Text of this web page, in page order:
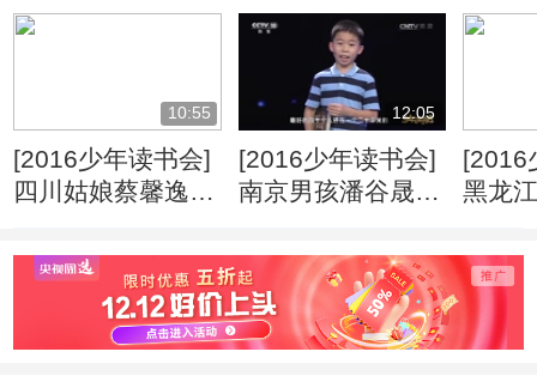
10:55
[2016少年读书会]
四川姑娘蔡馨逸演
选》
12:05
[2016少年读书会]
南京男孩潘谷晟演
界大战》
[2016
黑龙